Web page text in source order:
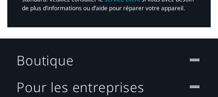
de plus d’informations ou d’aide pour réparer votre appareil.​
Boutique
Pour les entreprises